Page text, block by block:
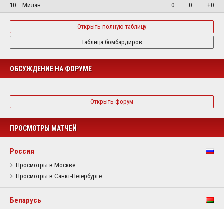
10.
Милан 0 0 +0
Открыть полную таблицу
Таблица бомбардиров
ОБСУЖДЕНИЕ НА ФОРУМЕ
Открыть форум
ПРОСМОТРЫ МАТЧЕЙ
Россия
Просмотры в Москве
Просмотры в Санкт-Петербурге
Беларусь